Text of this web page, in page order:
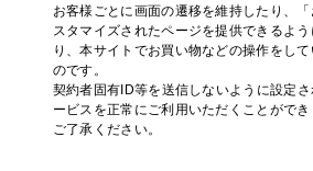
お客様ごとに画面の遷移を維持したり、
スタマイズされたページを提供できるよ
り、本サイトでお買い物などの操作をし
のです。
契約者固有ID等を送信しないように設定
ービスを正常にご利用いただくことがで
ご了承ください。